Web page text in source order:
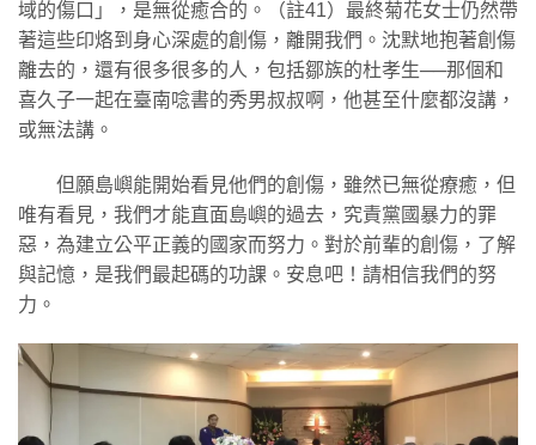
域的傷口」，是無從癒合的。（註41）最終菊花女士仍然帶
著這些印烙到身心深處的創傷，離開我們。沈默地抱著創傷
離去的，還有很多很多的人，包括鄒族的杜孝生──那個和
喜久子一起在臺南唸書的秀男叔叔啊，他甚至什麼都沒講，
或無法講。
但願島嶼能開始看見他們的創傷，雖然已無從療癒，但
唯有看見，我們才能直面島嶼的過去，究責黨國暴力的罪
惡，為建立公平正義的國家而努力。對於前輩的創傷，了解
與記憶，是我們最起碼的功課。安息吧！請相信我們的努
力。